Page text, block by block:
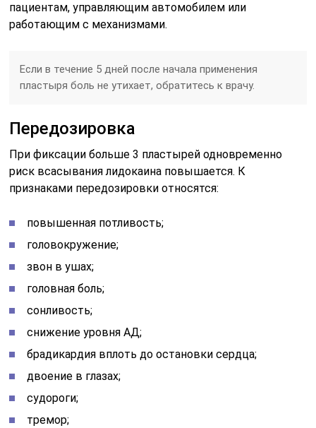
пациентам, управляющим автомобилем или
работающим с механизмами.
Если в течение 5 дней после начала применения
пластыря боль не утихает, обратитесь к врачу.
Передозировка
При фиксации больше 3 пластырей одновременно
риск всасывания лидокаина повышается. К
признаками передозировки относятся:
повышенная потливость;
головокружение;
звон в ушах;
головная боль;
сонливость;
снижение уровня АД;
брадикардия вплоть до остановки сердца;
двоение в глазах;
судороги;
тремор;